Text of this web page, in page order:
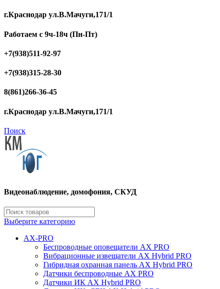
г.Краснодар ул.В.Мачуги,171/1
Работаем с 9ч-18ч (Пн-Пт)
+7(938)511-92-97
+7(938)315-28-30
8(861)266-36-45
г.Краснодар ул.В.Мачуги,171/1
Поиск
Видеонаблюдение, домофония, СКУД
Выберите категорию
AX-PRO
Беспроводные оповещатели AX PRO
Вибрационные извещатели AX Hybrid PRO
Гибридная охранная панель AX Hybrid PRO
Датчики беспроводные AX PRO
Датчики ИК AX Hybrid PRO